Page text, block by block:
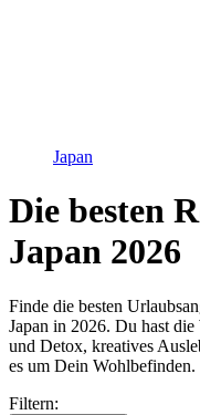
Japan
Die besten
Japan 2026
Finde die besten
Japan in 2026. Du hast
und Detox, kreatives
es um Dein Wohlbefinden.
Filtern: